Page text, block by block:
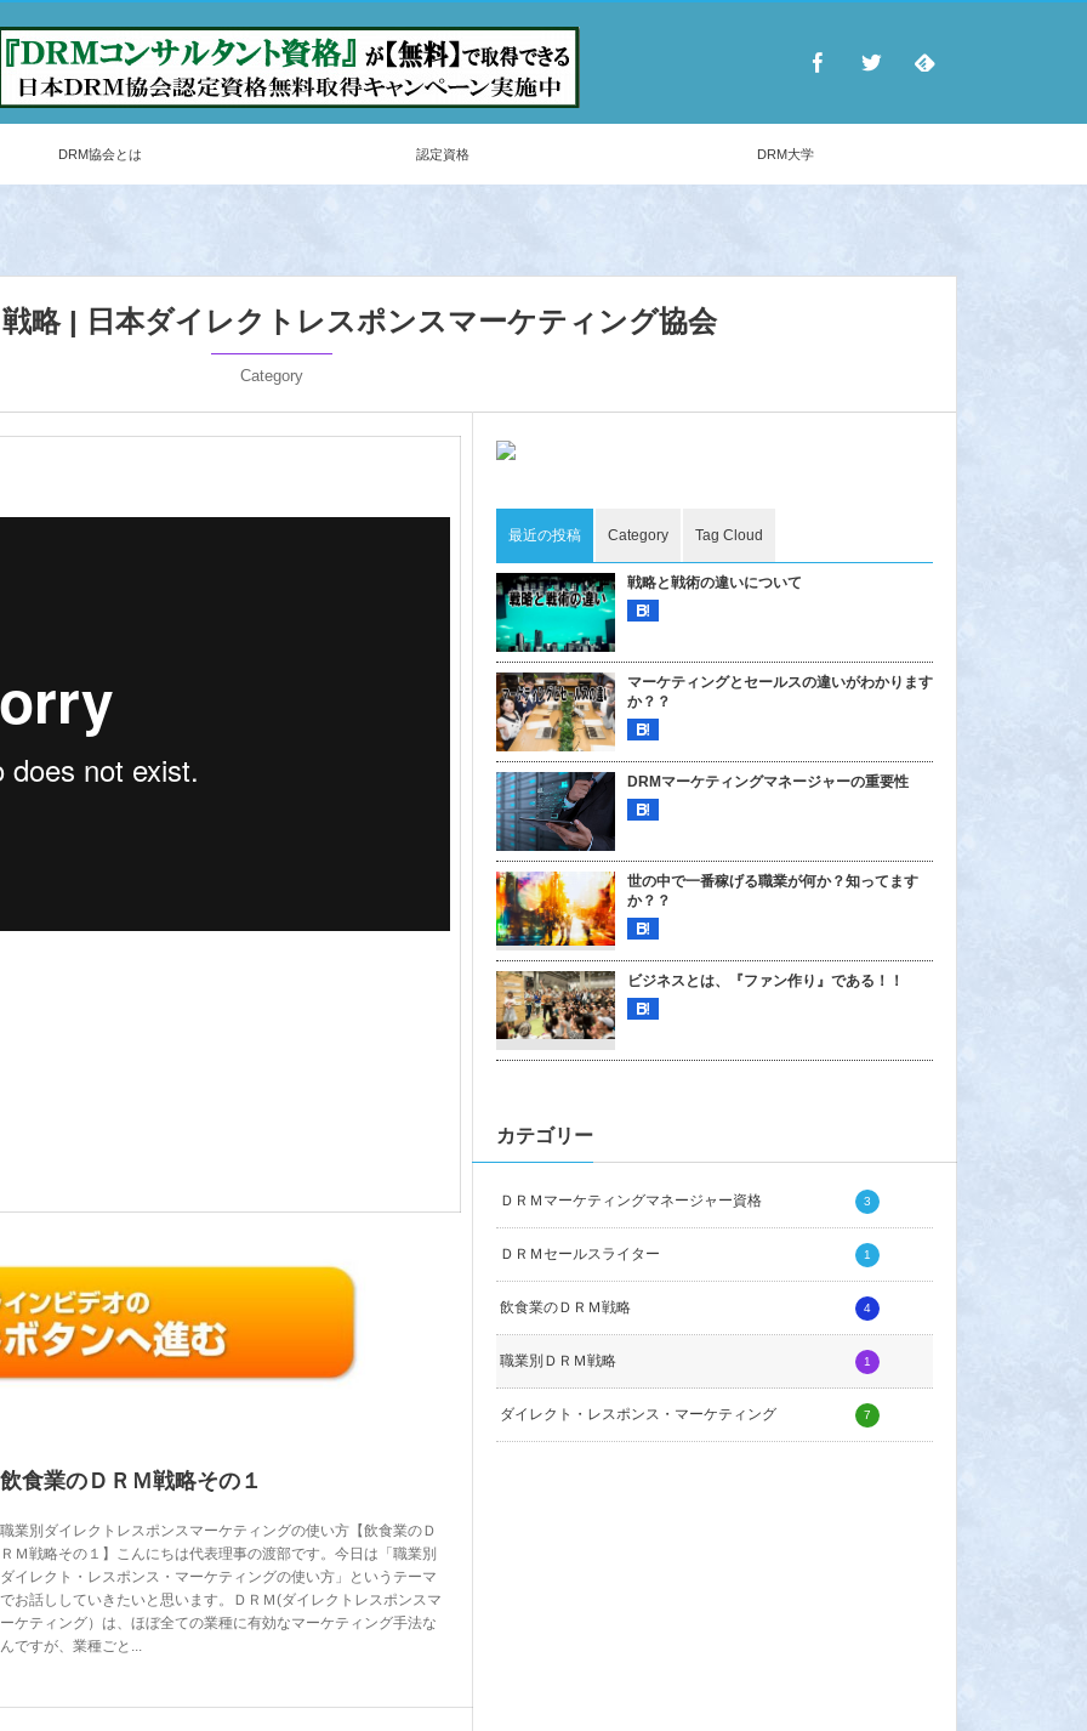
DRM協会とは 認定資格 DRM大学
略 | 日本ダイレクトレスポンスマーケティング協会
Category
飲食業のＤＲＭ戦略その１
職業別ダイレクトレスポンスマーケティングの使い方【飲食業のＤ
ＲＭ戦略その１】こんにちは代表理事の渡部です。今日は「職業別
ダイレクト・レスポンス・マーケティングの使い方」というテーマ
でお話ししていきたいと思います。ＤＲＭ(ダイレクトレスポンスマ
ーケティング）は、ほぼ全ての業種に有効なマーケティング手法な
んですが、業種ごと...
最近の投稿 Category Tag Cloud
戦略と戦術の違いについて
マーケティングとセールスの違いがわかります
か？？
DRMマーケティングマネージャーの重要性
世の中で一番稼げる職業が何か？知ってます
か？？
ビジネスとは、『ファン作り』である！！
カテゴリー
ＤＲＭマーケティングマネージャー資格 3
ＤＲＭセールスライター 1
飲食業のＤＲＭ戦略 4
職業別ＤＲＭ戦略 1
ダイレクト・レスポンス・マーケティング 7